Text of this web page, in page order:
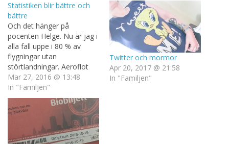
Statistiken blir bättre och
bättre
Och det hänger på
pocenten Helge. Nu är jag i
alla fall uppe i 80 % av
flygningar utan
störtlandningar. Aeroflot
har helt klart fått en
konkurrent, även Air New
Zeeland och Finnair borde
se upp. Det är ju världens
säkraste flygbolag. Eller var.
Vem vet vad som händer
när…
Mar 27, 2016 @ 13:48
In "Familjen"
Twitter och mormor
Apr 20, 2017 @ 21:58
In "Familjen"